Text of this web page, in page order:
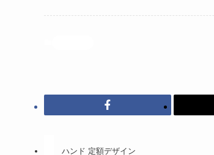
ハンド 定額デザイン